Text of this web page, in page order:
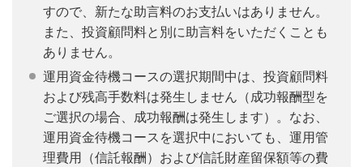
すので、新たな助言料のお支払いはありません。
また、投資顧問料と別に助言料をいただくことも
ありません。
運用資金待機コースの選択期間中は、投資顧問料
および残高手数料は発生しません（成功報酬型を
ご選択の場合、成功報酬は発生します）。なお、
運用資金待機コースを選択中においても、運用管
理費用（信託報酬）および信託財産留保額等の費